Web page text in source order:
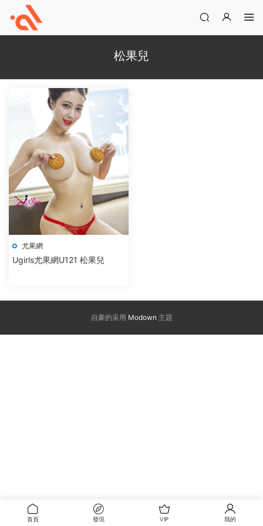
松果兒
尤果網
Ugirls尤果網U121 松果兒
自豪的采用 Modown 主題
首頁 發現 VIP 我的